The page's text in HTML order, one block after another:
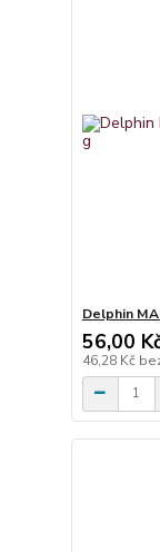
Delphin
56,00
46,28 Kč